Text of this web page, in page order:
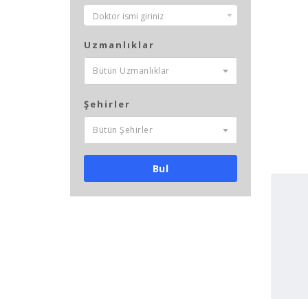
Doktor ismi giriniz
Uzmanlıklar
Bütün Uzmanlıklar
Şehirler
Bütün Şehirler
Bul